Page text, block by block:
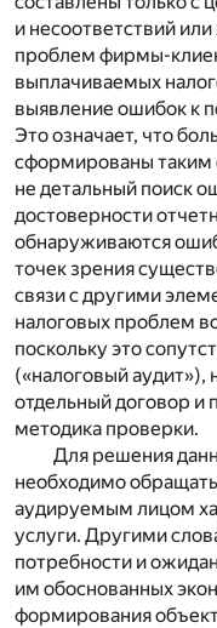
и несоответствий
проблем фирмы-
выплачиваемых
выявление ошибок к
Это означает, что
сформированы таким
не детальный поиск
достоверности
обнаруживаются
точек зрения
связи с другими
налоговых проблем
поскольку это
(«налоговый аудит»),
отдельный договор и
методика проверки.
Для решения
необходимо
аудируемым лицом
услуги. Другими
потребности и
им обоснованных
формирования